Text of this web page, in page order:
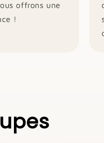
offrons une
!